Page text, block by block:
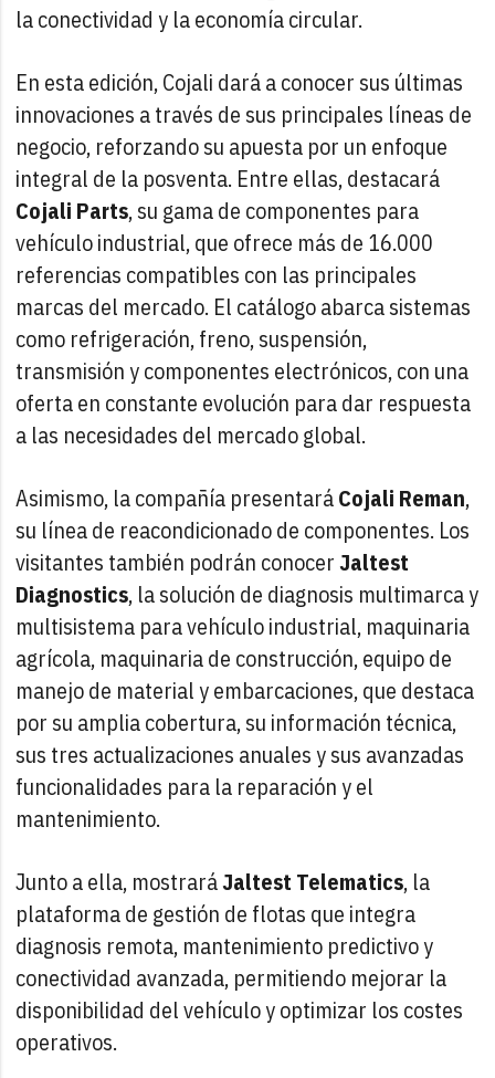
la conectividad y la economía circular.
En esta edición, Cojali dará a conocer sus últimas
innovaciones a través de sus principales líneas de
negocio, reforzando su apuesta por un enfoque
integral de la posventa. Entre ellas, destacará
Cojali Parts, su gama de componentes para
vehículo industrial, que ofrece más de 16.000
referencias compatibles con las principales
marcas del mercado. El catálogo abarca sistemas
como refrigeración, freno, suspensión,
transmisión y componentes electrónicos, con una
oferta en constante evolución para dar respuesta
a las necesidades del mercado global.
Asimismo, la compañía presentaráCojali Reman,
su línea de reacondicionado de componentes. Los
visitantes también podrán conocerJaltest
Diagnostics, la solución de diagnosis multimarca y
multisistema para vehículo industrial, maquinaria
agrícola, maquinaria de construcción, equipo de
manejo de material y embarcaciones, que destaca
por su amplia cobertura, su información técnica,
sus tres actualizaciones anuales y sus avanzadas
funcionalidades para la reparación y el
mantenimiento.
Junto a ella, mostraráJaltest Telematics, la
plataforma de gestión de flotas que integra
diagnosis remota, mantenimiento predictivo y
conectividad avanzada, permitiendo mejorar la
disponibilidad del vehículo y optimizar los costes
operativos.